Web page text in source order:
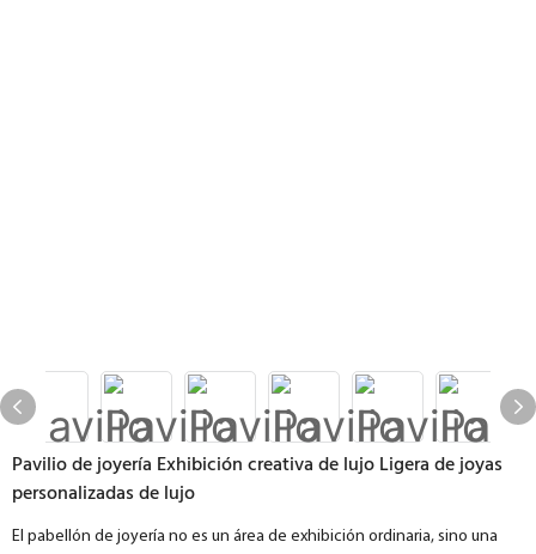
Pavilio de joyería Exhibición creativa de lujo Ligera de joyas
personalizadas de lujo
El pabellón de joyería no es un área de exhibición ordinaria, sino una